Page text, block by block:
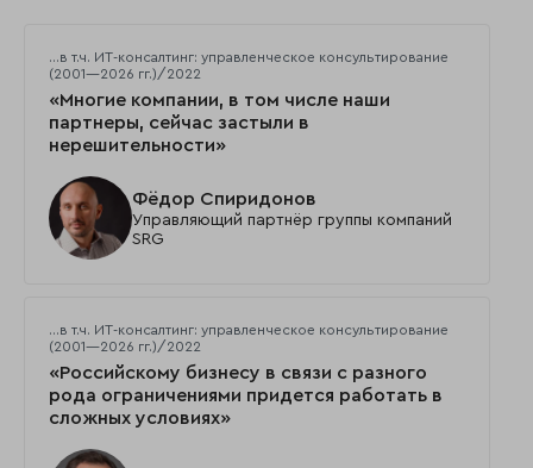
…в т.ч. ИТ-консалтинг: управленческое консультирование
(2001—2026 гг.)/2022
«Многие компании, в том числе наши
партнеры, сейчас застыли в
нерешительности»
Фёдор Спиридонов
Управляющий партнёр группы компаний
SRG
…в т.ч. ИТ-консалтинг: управленческое консультирование
(2001—2026 гг.)/2022
«Российскому бизнесу в связи с разного
рода ограничениями придется работать в
сложных условиях»